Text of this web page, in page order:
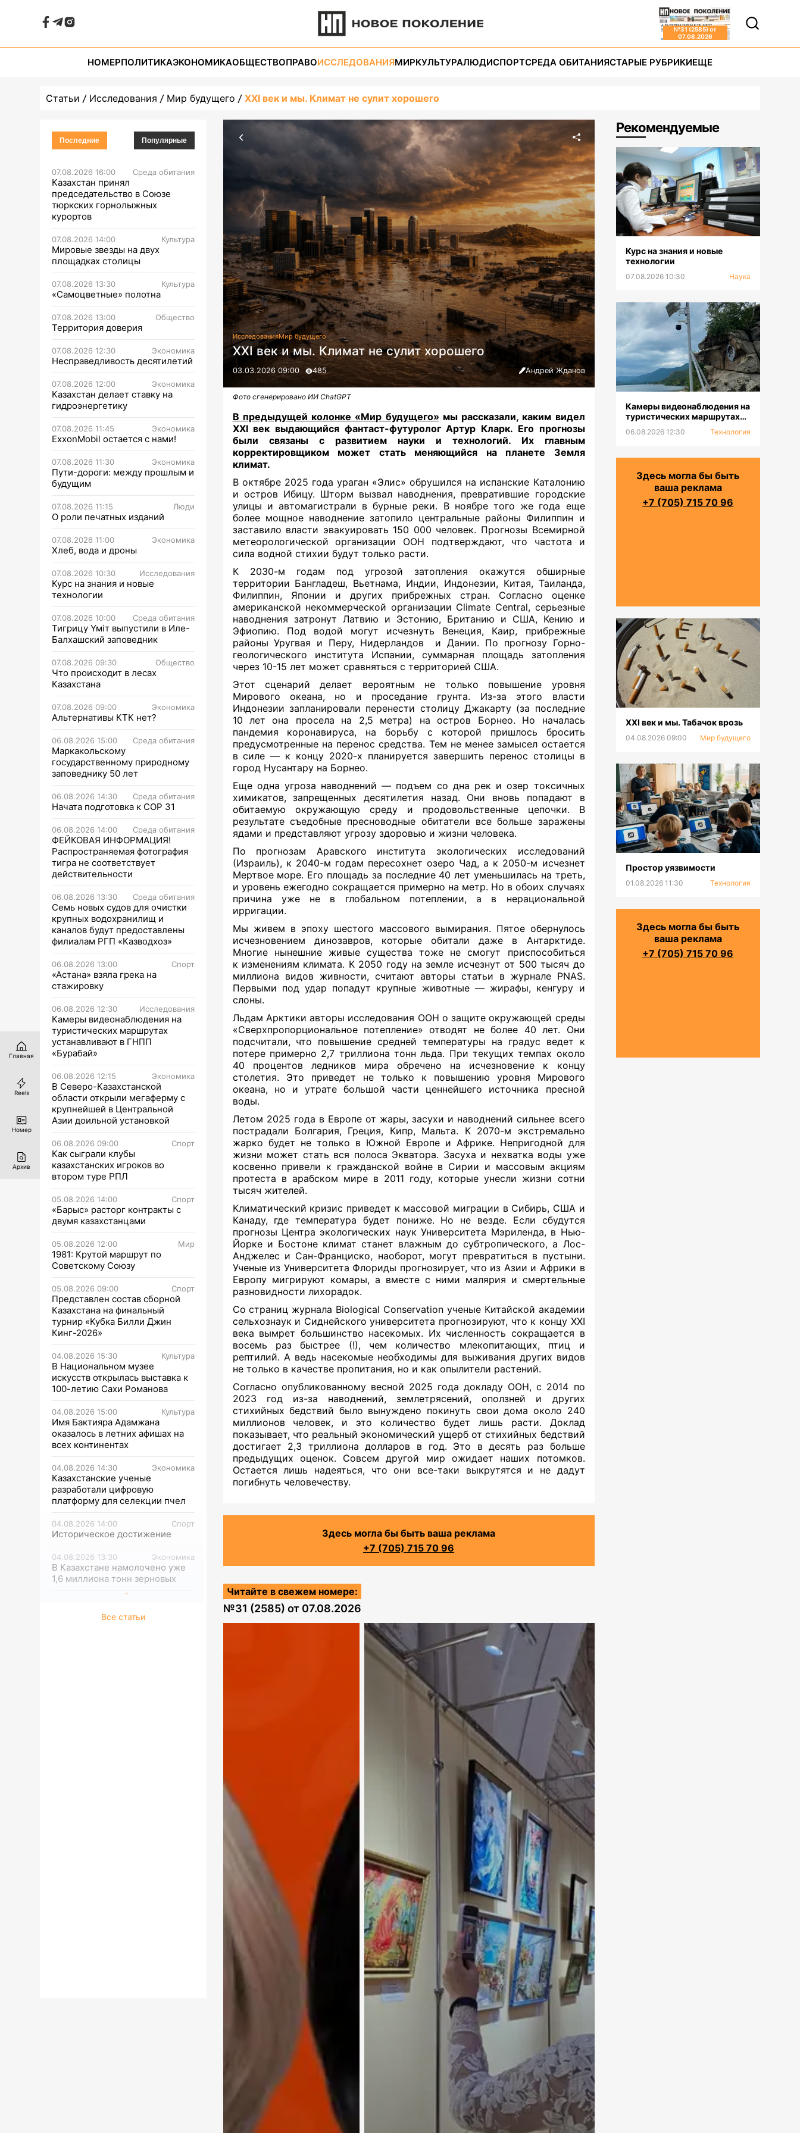
№31 (2585) от
07.08.2026
НОМЕРПОЛИТИКАЭКОНОМИКАОБЩЕСТВОПРАВОИССЛЕДОВАНИЯМИРКУЛЬТУРАЛЮДИСПОРТСРЕДА ОБИТАНИЯСТАРЫЕ РУБРИКИЕЩЕ
Статьи Исследования Мир будущего XXI век и мы. Климат не сулит хорошего
Последние Популярные
07.08.2026 16:00 Среда обитания
Казахстан принял
председательство в Союзе
тюркских горнолыжных
курортов
07.08.2026 14:00 Культура
Мировые звезды на двух
площадках столицы
07.08.2026 13:30 Культура
«Самоцветные» полотна
07.08.2026 13:00 Общество
Территория доверия
07.08.2026 12:30 Экономика
Несправедливость десятилетий
07.08.2026 12:00 Экономика
Казахстан делает ставку на
гидроэнергетику
07.08.2026 11:45 Экономика
ExxonMobil остается с нами!
07.08.2026 11:30 Экономика
Пути-дороги: между прошлым и
будущим
07.08.2026 11:15 Люди
О роли печатных изданий
07.08.2026 11:00 Экономика
Хлеб, вода и дроны
07.08.2026 10:30 Исследования
Курс на знания и новые
технологии
07.08.2026 10:00 Среда обитания
Тигрицу Үміт выпустили в Иле-
Балхашский заповедник
07.08.2026 09:30 Общество
Что происходит в лесах
Казахстана
07.08.2026 09:00 Экономика
Альтернативы КТК нет?
06.08.2026 15:00 Среда обитания
Маркакольскому
государственному природному
заповеднику 50 лет
06.08.2026 14:30 Среда обитания
Начата подготовка к СОР 31
06.08.2026 14:00 Среда обитания
ФЕЙКОВАЯ ИНФОРМАЦИЯ!
Распространяемая фотография
тигра не соответствует
действительности
06.08.2026 13:30 Среда обитания
Семь новых судов для очистки
крупных водохранилищ и
каналов будут предоставлены
филиалам РГП «Казводхоз»
06.08.2026 13:00 Спорт
«Астана» взяла грека на
стажировку
06.08.2026 12:30 Исследования
Камеры видеонаблюдения на
туристических маршрутах
устанавливают в ГНПП
«Бурабай»
06.08.2026 12:15 Экономика
В Северо-Казахстанской
области открыли мегаферму с
крупнейшей в Центральной
Азии доильной установкой
06.08.2026 09:00 Спорт
Как сыграли клубы
казахстанских игроков во
втором туре РПЛ
05.08.2026 14:00 Спорт
«Барыс» расторг контракты с
двумя казахстанцами
05.08.2026 12:00 Мир
1981: Крутой маршрут по
Советскому Союзу
05.08.2026 09:00 Спорт
Представлен состав сборной
Казахстана на финальный
турнир «Кубка Билли Джин
Кинг-2026»
04.08.2026 15:30 Культура
В Национальном музее
искусств открылась выставка к
100-летию Сахи Романова
04.08.2026 15:00 Культура
Имя Бактияра Адамжана
оказалось в летних афишах на
всех континентах
04.08.2026 14:30 Экономика
Казахстанские ученые
разработали цифровую
платформу для селекции пчел
04.08.2026 14:00 Спорт
Историческое достижение
04.08.2026 13:30 Экономика
В Казахстане намолочено уже
1,6 миллиона тонн зерновых
Все статьи
ИсследованияМир будущего
XXI век и мы. Климат не сулит хорошего
03.03.2026 09:00 485 Андрей Жданов
Фото сгенерировано ИИ ChatGPT
В предыдущей колонке «Мир будущего» мы рассказали, каким видел
XXI век выдающийся фантаст-футуролог Артур Кларк. Его прогнозы
были связаны с развитием науки и технологий. Их главным
корректировщиком может стать меняющийся на планете Земля
климат.
В октябре 2025 года ураган «Элис» обрушился на испанские Каталонию
и остров Ибицу. Шторм вызвал наводнения, превратившие городские
улицы и автомагистрали в бурные реки. В ноябре того же года еще
более мощное наводнение затопило центральные районы Филиппин и
заставило власти эвакуировать 150 000 человек. Прогнозы Всемирной
метеорологической организации ООН подтверждают, что частота и
сила водной стихии будут только расти.
К 2030-м годам под угрозой затопления окажутся обширные
территории Бангладеш, Вьетнама, Индии, Индонезии, Китая, Таиланда,
Филиппин, Японии и других прибрежных стран. Согласно оценке
американской некоммерческой организации Climate Central, серьезные
наводнения затронут Латвию и Эстонию, Британию и США, Кению и
Эфиопию. Под водой могут исчезнуть Венеция, Каир, прибрежные
районы Уругвая и Перу, Нидерландов и Дании. По прогнозу Горно-
геологического института Испании, суммарная площадь затопления
через 10-15 лет может сравняться с территорией США.
Этот сценарий делает вероятным не только повышение уровня
Мирового океана, но и проседание грунта. Из-за этого власти
Индонезии запланировали перенести столицу Джакарту (за последние
10 лет она просела на 2,5 метра) на остров Борнео. Но началась
пандемия коронавируса, на борьбу с которой пришлось бросить
предусмотренные на перенос средства. Тем не менее замысел остается
в силе — к концу 2020-х планируется завершить перенос столицы в
город Нусантару на Борнео.
Еще одна угроза наводнений — подъем со дна рек и озер токсичных
химикатов, запрещенных десятилетия назад. Они вновь попадают в
обитаемую окружающую среду и продовольственные цепочки. В
результате съедобные пресноводные обитатели все больше заражены
ядами и представляют угрозу здоровью и жизни человека.
По прогнозам Аравского института экологических исследований
(Израиль), к 2040-м годам пересохнет озеро Чад, а к 2050-м исчезнет
Мертвое море. Его площадь за последние 40 лет уменьшилась на треть,
и уровень ежегодно сокращается примерно на метр. Но в обоих случаях
причина уже не в глобальном потеплении, а в нерациональной
ирригации.
Мы живем в эпоху шестого массового вымирания. Пятое обернулось
исчезновением динозавров, которые обитали даже в Антарктиде.
Многие нынешние живые существа тоже не смогут приспособиться
к изменениям климата. К 2050 году на земле исчезнут от 500 тысяч до
миллиона видов живности, считают авторы статьи в журнале PNAS.
Первыми под удар попадут крупные животные — жирафы, кенгуру и
слоны.
Льдам Арктики авторы исследования ООН о защите окружающей среды
«Сверхпропорциональное потепление» отводят не более 40 лет. Они
подсчитали, что повышение средней температуры на градус ведет к
потере примерно 2,7 триллиона тонн льда. При текущих темпах около
40 процентов ледников мира обречено на исчезновение к концу
столетия. Это приведет не только к повышению уровня Мирового
океана, но и утрате большой части ценнейшего источника пресной
воды.
Летом 2025 года в Европе от жары, засухи и наводнений сильнее всего
пострадали Болгария, Греция, Кипр, Мальта. К 2070-м экстремально
жарко будет не только в Южной Европе и Африке. Непригодной для
жизни может стать вся полоса Экватора. Засуха и нехватка воды уже
косвенно привели к гражданской войне в Сирии и массовым акциям
протеста в арабском мире в 2011 году, которые унесли жизни сотни
тысяч жителей.
Климатический кризис приведет к массовой миграции в Сибирь, США и
Канаду, где температура будет пониже. Но не везде. Если сбудутся
прогнозы Центра экологических наук Университета Мэриленда, в Нью-
Йорке и Бостоне климат станет влажным до субтропического, а Лос-
Анджелес и Сан-Франциско, наоборот, могут превратиться в пустыни.
Ученые из Университета Флориды прогнозирует, что из Азии и Африки в
Европу мигрируют комары, а вместе с ними малярия и смертельные
разновидности лихорадок.
Со страниц журнала Biological Conservation ученые Китайской академии
сельхознаук и Сиднейского университета прогнозируют, что к концу XXI
века вымрет большинство насекомых. Их численность сокращается в
восемь раз быстрее (!), чем количество млекопитающих, птиц и
рептилий. А ведь насекомые необходимы для выживания других видов
не только в качестве пропитания, но и как опылители растений.
Согласно опубликованному весной 2025 года докладу ООН, с 2014 по
2023 год из-за наводнений, землетрясений, оползней и других
стихийных бедствий было вынуждено покинуть свои дома около 240
миллионов человек, и это количество будет лишь расти. Доклад
показывает, что реальный экономический ущерб от стихийных бедствий
достигает 2,3 триллиона долларов в год. Это в десять раз больше
предыдущих оценок. Совсем другой мир ожидает наших потомков.
Остается лишь надеяться, что они все-таки выкрутятся и не дадут
погибнуть человечеству.
Здесь могла бы быть ваша реклама
+7 (705) 715 70 96
Читайте в свежем номере:
№31 (2585) от 07.08.2026
Рекомендуемые
Курс на знания и новые
технологии
07.08.2026 10:30 Наука
Камеры видеонаблюдения на
туристических маршрутах
«Бурабай»
06.08.2026 12:30 Технология
Здесь могла бы быть
ваша реклама
+7 (705) 715 70 96
XXI век и мы. Табачок врозь
04.08.2026 09:00 Мир будущего
Простор уязвимости
01.08.2026 11:30 Технология
Здесь могла бы быть
ваша реклама
+7 (705) 715 70 96
Главная
Reels
Номер
Архив